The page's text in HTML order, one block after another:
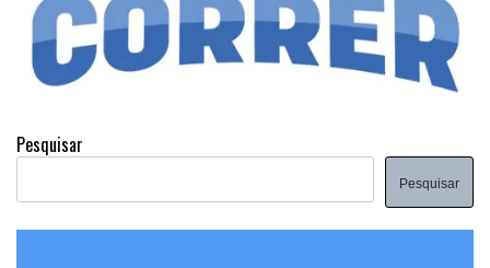
Pesquisar
Pesquisar